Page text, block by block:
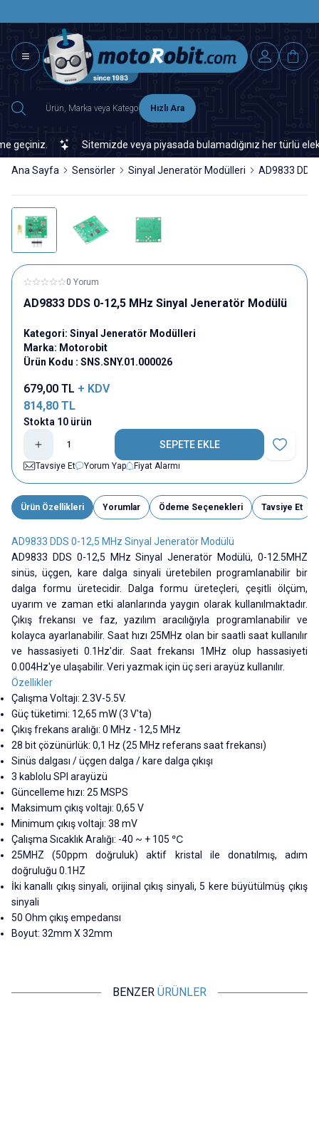
Hızlı Ara
Sitemizde veya piyasada bulamadığınız her türlü
Ana Sayfa Sensörler Sinyal Jeneratör Modülleri AD9833
0 Yorum
AD9833 DDS 0-12,5 MHz Sinyal Jeneratör Modülü
Kategori: Sinyal Jeneratör Modülleri
Marka: Motorobit
Ürün Kodu : SNS.SNY.01.000026
679,00 TL + KDV
814,80 TL
Stokta 10 ürün
SEPETE EKLE
Favoriye
Tavsiye Et
Yorum Yap Fiyat Alarmı
Ürün Özellikleri Yorumlar Ödeme Seçenekleri Tavsiye Et
AD9833 DDS 0-12,5 MHz Sinyal Jeneratör Modülü
AD9833 DDS 0-12,5 MHz Sinyal Jeneratör Modülü, 0-12.5MHZ
sinüs, üçgen, kare dalga sinyali üretebilen programlanabilir bir
dalga formu üretecidir. Dalga formu üreteçleri, çeşitli ölçüm,
uyarım ve zaman etki alanlarında yaygın olarak kullanılmaktadır.
Çıkış frekansı ve faz, yazılım aracılığıyla programlanabilir ve
kolayca ayarlanabilir. Saat hızı 25MHz olan bir saatli saat kullanılır
ve hassasiyeti 0.1Hz'dir. Saat frekansı 1MHz olup hassasiyeti
0.004Hz'ye ulaşabilir. Veri yazmak için üç seri arayüz kullanılır.
Özellikler
Çalışma Voltajı: 2.3V-5.5V.
Güç tüketimi: 12,65 mW (3 V'ta)
Çıkış frekans aralığı: 0 MHz - 12,5 MHz
28 bit çözünürlük: 0,1 Hz (25 MHz referans saat frekansı)
Sinüs dalgası / üçgen dalga / kare dalga çıkışı
3 kablolu SPI arayüzü
Güncelleme hızı: 25 MSPS
Maksimum çıkış voltajı: 0,65 V
Minimum çıkış voltajı: 38 mV
Çalışma Sıcaklık Aralığı: -40 ~ + 105 ℃
25MHZ (50ppm doğruluk) aktif kristal ile donatılmış, adım
doğruluğu 0.1HZ
İki kanallı çıkış sinyali, orijinal çıkış sinyali, 5 kere büyütülmüş çıkış
sinyali
50 Ohm çıkış empedansı
Boyut: 32mm X 32mm
BENZER ÜRÜNLER